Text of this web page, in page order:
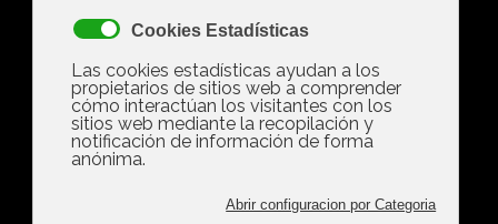
Consejos y técnicas para concentrarse
Mantener la concentración en época de
exámenes puede resultar difícil debido a la
entorno. Este artículo incluye tips para